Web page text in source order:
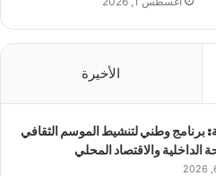
الأخيرة
برنامج وطني لتنشيط الموسم الثقافي
الداخلية والاقتصاد المحلي